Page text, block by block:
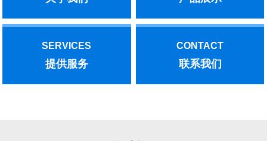
SERVICES
提供服务
CONTACT
联系我们